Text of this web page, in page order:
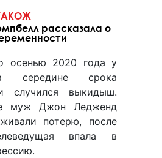
рассказала о
осенью 2020 года у
середине срока
случился выкидыш.
муж Джон Ледженд
потерю, после
впала в